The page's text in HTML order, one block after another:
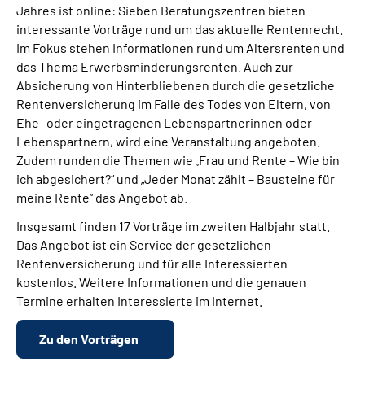
Jahres ist online: Sieben Beratungszentren bieten
interessante Vorträge rund um das aktuelle Rentenrecht.
Im Fokus stehen Informationen rund um Altersrenten und
das Thema Erwerbsminderungsrenten. Auch zur
Absicherung von Hinterbliebenen durch die gesetzliche
Rentenversicherung im Falle des Todes von Eltern, von
Ehe- oder eingetragenen Lebenspartnerinnen oder
Lebenspartnern, wird eine Veranstaltung angeboten.
Zudem runden die Themen wie „Frau und Rente – Wie bin
ich abgesichert?“ und „Jeder Monat zählt – Bausteine für
meine Rente“ das Angebot ab.
Insgesamt finden 17 Vorträge im zweiten Halbjahr statt.
Das Angebot ist ein Service der gesetzlichen
Rentenversicherung und für alle Interessierten
kostenlos. Weitere Informationen und die genauen
Termine erhalten Interessierte im Internet.
Zu den Vorträgen